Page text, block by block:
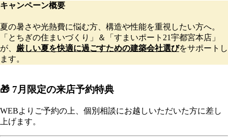
キャンペーン概要
夏の暑さや光熱費に悩む方、構造や性能を重視したい方へ。
「とちぎの住まいづくり」＆「すまいポート21宇都宮本店」
が、 厳しい夏を快適に過ごすための建築会社選びをサポートし
ます。
🎁 7月限定の来店予約特典
WEBよりご予約の上、個別相談にお越しいただいた方に差し
上げます。